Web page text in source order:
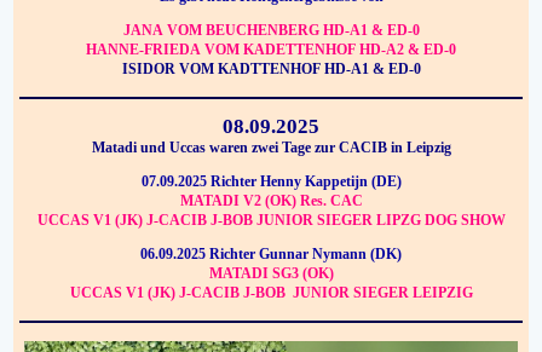
JANA VOM BEUCHENBERG HD-A1 & ED-0
HANNE-FRIEDA VOM KADETTENHOF HD-A2 & ED-0
ISIDOR VOM KADTTENHOF HD-A1 & ED-0
08.09.2025
Matadi und Uccas waren zwei Tage zur CACIB in Leipzig
07.09.2025 Richter Henny Kappetijn (DE)
MATADI V2 (OK) Res. CAC
UCCAS V1 (JK) J-CACIB J-BOB JUNIOR SIEGER LIPZG DOG SHOW
06.09.2025 Richter Gunnar Nymann (DK)
MATADI SG3 (OK)
UCCAS V1 (JK) J-CACIB J-BOB JUNIOR SIEGER LEIPZIG